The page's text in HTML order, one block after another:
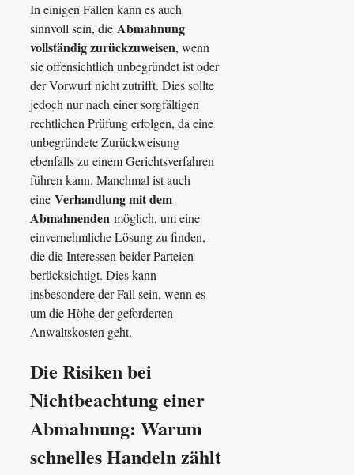
In einigen Fällen kann es auch
sinnvoll sein, die Abmahnung
vollständig zurückzuweisen, wenn
sie offensichtlich unbegründet ist oder
der Vorwurf nicht zutrifft. Dies sollte
jedoch nur nach einer sorgfältigen
rechtlichen Prüfung erfolgen, da eine
unbegründete Zurückweisung
ebenfalls zu einem Gerichtsverfahren
führen kann. Manchmal ist auch
eine Verhandlung mit dem
Abmahnenden möglich, um eine
einvernehmliche Lösung zu finden,
die die Interessen beider Parteien
berücksichtigt. Dies kann
insbesondere der Fall sein, wenn es
um die Höhe der geforderten
Anwaltskosten geht.
Die Risiken bei
Nichtbeachtung einer
Abmahnung: Warum
schnelles Handeln zählt